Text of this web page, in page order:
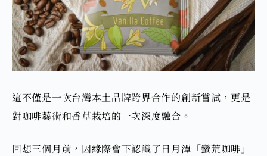
這不僅是一次台灣本土品牌跨界合作的創新嘗試，更是
對咖啡藝術和香草栽培的一次深度融合。
回想三個月前，因緣際會下認識了日月潭「蠻荒咖啡」